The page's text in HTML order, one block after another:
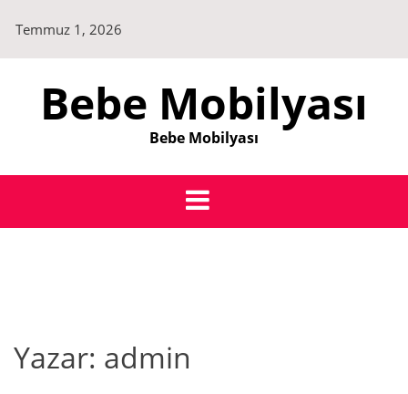
content
Temmuz 1, 2026
Bebe Mobilyası
Bebe Mobilyası
Yazar: admin